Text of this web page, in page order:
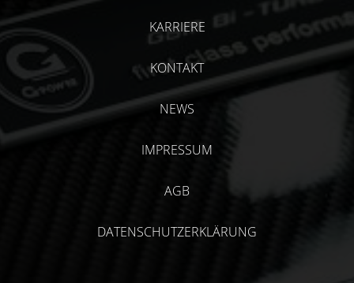
KARRIERE
KONTAKT
NEWS
IMPRESSUM
AGB
DATENSCHUTZERKLÄRUNG